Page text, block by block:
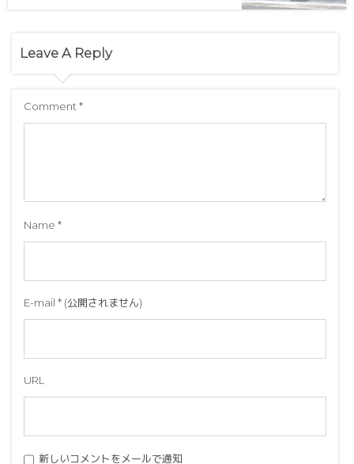
Leave A Reply
Comment *
Name *
E-mail * (公開されません)
URL
新しいコメントをメールで通知